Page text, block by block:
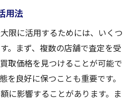
用法
限に活用するためには、いくつ
。まず、複数の店舗で査定を受
取価格を見つけることが可能で
を良好に保つことも重要です。
に影響することがあります。ま